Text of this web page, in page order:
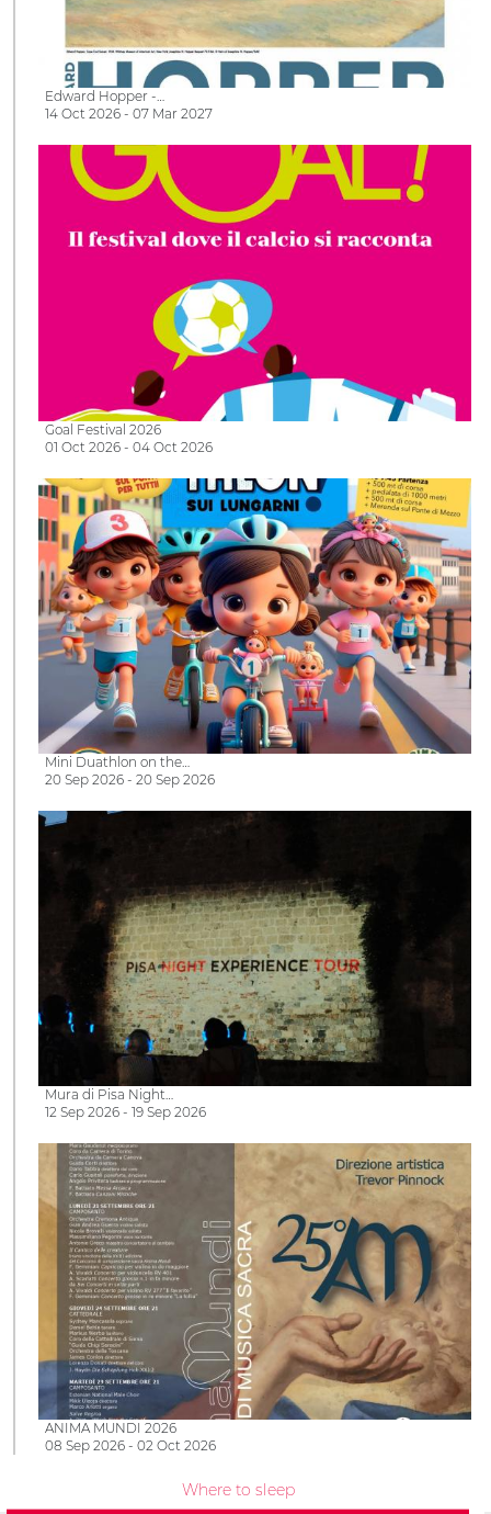
Edward Hopper -…
14 Oct 2026 - 07 Mar 2027
Goal Festival 2026
01 Oct 2026 - 04 Oct 2026
Mini Duathlon on the…
20 Sep 2026 - 20 Sep 2026
Mura di Pisa Night…
12 Sep 2026 - 19 Sep 2026
ANIMA MUNDI 2026
08 Sep 2026 - 02 Oct 2026
Where to sleep